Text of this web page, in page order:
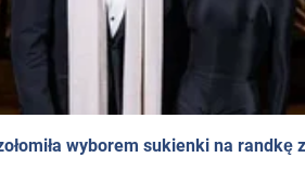
wyborem sukienki na randkę